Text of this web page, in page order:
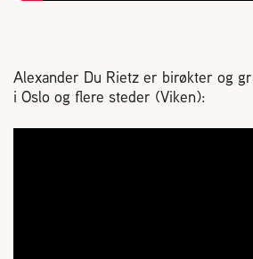
Alexander Du Rietz er birøkter og
i Oslo og flere steder (Viken):